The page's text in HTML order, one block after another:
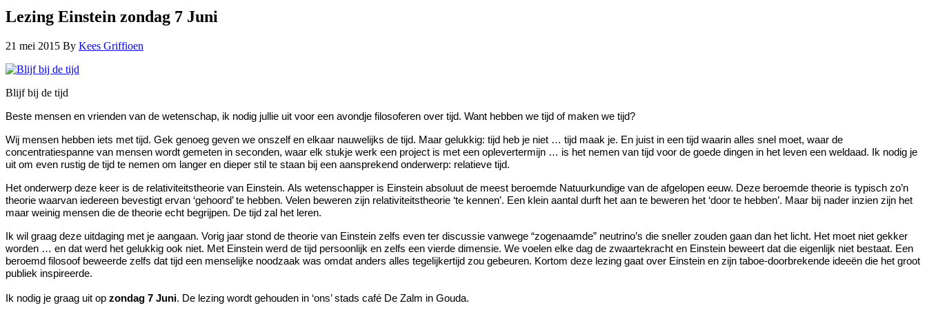
Lezing Einstein zondag 7 Juni
21 mei 2015 By Kees Griffioen
Blijf bij de tijd
Beste mensen en vrienden van de wetenschap, ik nodig jullie uit voor een avondje filosoferen over tijd. Want hebben we tijd of maken we tijd?
Wij mensen hebben iets met tijd. Gek genoeg geven we onszelf en elkaar nauwelijks de tijd. Maar gelukkig: tijd heb je niet … tijd maak je. En juist in een tijd waarin alles snel moet, waar de
concentratiespanne van mensen wordt gemeten in seconden, waar elk stukje werk een project is met een oplevertermijn … is het nemen van tijd voor de goede dingen in het leven een weldaad. Ik nodig je
uit om even rustig de tijd te nemen om langer en dieper stil te staan bij een aansprekend onderwerp: relatieve tijd.
Het onderwerp deze keer is de relativiteitstheorie van Einstein. Als wetenschapper is Einstein absoluut de meest beroemde Natuurkundige van de afgelopen eeuw. Deze beroemde theorie is typisch zo’n
theorie waarvan iedereen bevestigt ervan ‘gehoord’ te hebben. Velen beweren zijn relativiteitstheorie ‘te kennen’. Een klein aantal durft het aan te beweren het ‘door te hebben’. Maar bij nader inzien zijn het
maar weinig mensen die de theorie echt begrijpen. De tijd zal het leren.
Ik wil graag deze uitdaging met je aangaan. Vorig jaar stond de theorie van Einstein zelfs even ter discussie vanwege “zogenaamde” neutrino’s die sneller zouden gaan dan het licht. Het moet niet gekker
worden … en dat werd het gelukkig ook niet. Met Einstein werd de tijd persoonlijk en zelfs een vierde dimensie. We voelen elke dag de zwaartekracht en Einstein beweert dat die eigenlijk niet bestaat. Een
beroemd filosoof beweerde zelfs dat tijd een menselijke noodzaak was omdat anders alles tegelijkertijd zou gebeuren. Kortom deze lezing gaat over Einstein en zijn taboe-doorbrekende ideeën die het groot
publiek inspireerde.
Ik nodig je graag uit op zondag 7 Juni. De lezing wordt gehouden in ‘ons’ stads café De Zalm in Gouda.